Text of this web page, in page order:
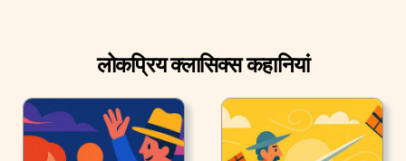
लोकप्रिय क्लासिक्स कहानियां